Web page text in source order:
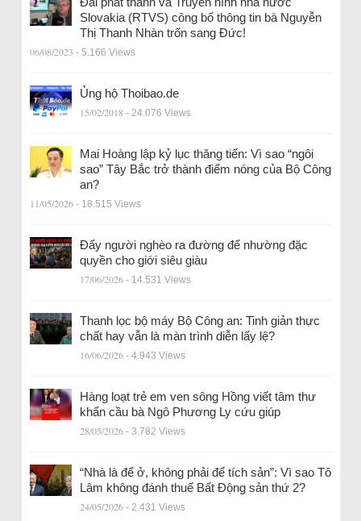
Slovakia (RTVS) công bố thông tin bà Nguyễn
Thị Thanh Nhàn trốn sang Đức!
06/08/2023 - 5.166 Views
Ủng hộ Thoibao.de
15/02/2018 - 24.076 Views
Mai Hoàng lập kỷ lục thăng tiến: Vì sao “ngôi
sao” Tây Bắc trở thành điểm nóng của Bộ Công
an?
11/05/2026 - 18.515 Views
Đẩy người nghèo ra đường để nhường đặc
quyền cho giới siêu giàu
17/06/2026 - 14.531 Views
Thanh lọc bộ máy Bộ Công an: Tinh giản thực
chất hay vẫn là màn trình diễn lấy lệ?
16/06/2026 - 4.943 Views
Hàng loạt trẻ em ven sông Hồng viết tâm thư
khẩn cầu bà Ngô Phương Ly cứu giúp
28/05/2026 - 3.782 Views
“Nhà là để ở, không phải để tích sản”: Vì sao Tô
Lâm không đánh thuế Bất Động sản thứ 2?
24/05/2026 - 2.431 Views